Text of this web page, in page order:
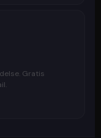
Gratis